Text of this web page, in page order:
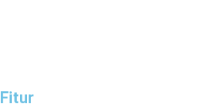
Fitur